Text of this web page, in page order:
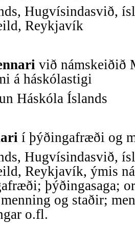
Hugvísindasvið,
Reykjavík
við námskeiðið
á háskólastigi
Háskóla Íslands
í þýðingafræði og
Hugvísindasvið,
Reykjavík, ýmis
þýðingasaga;
og staðir;
o.fl.